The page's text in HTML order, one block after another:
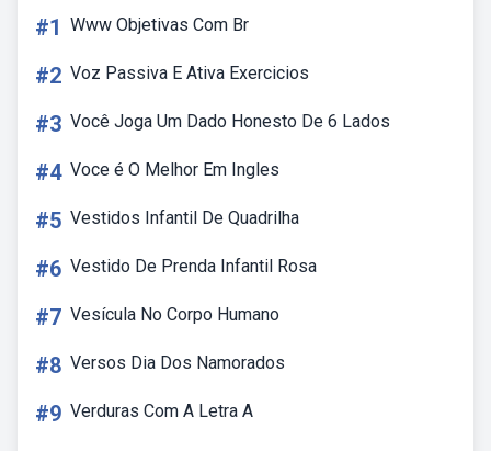
#1 Www Objetivas Com Br
#2 Voz Passiva E Ativa Exercicios
#3 Você Joga Um Dado Honesto De 6 Lados
#4 Voce é O Melhor Em Ingles
#5 Vestidos Infantil De Quadrilha
#6 Vestido De Prenda Infantil Rosa
#7 Vesícula No Corpo Humano
#8 Versos Dia Dos Namorados
#9 Verduras Com A Letra A